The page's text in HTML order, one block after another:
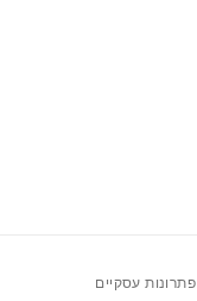
פתרונות עסקיים